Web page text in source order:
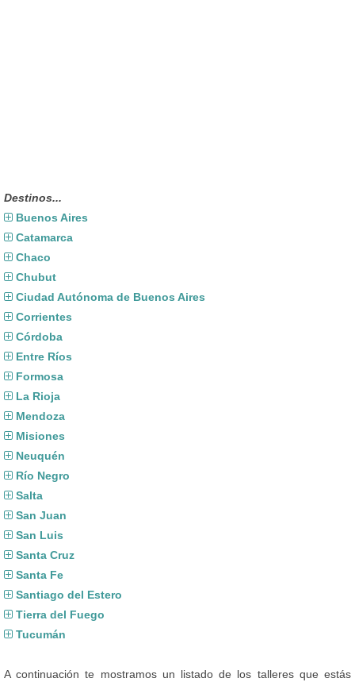
Destinos...
Buenos Aires
Catamarca
Chaco
Chubut
Ciudad Autónoma de Buenos Aires
Corrientes
Córdoba
Entre Ríos
Formosa
La Rioja
Mendoza
Misiones
Neuquén
Río Negro
Salta
San Juan
San Luis
Santa Cruz
Santa Fe
Santiago del Estero
Tierra del Fuego
Tucumán
A continuación te mostramos un listado de los talleres que estás